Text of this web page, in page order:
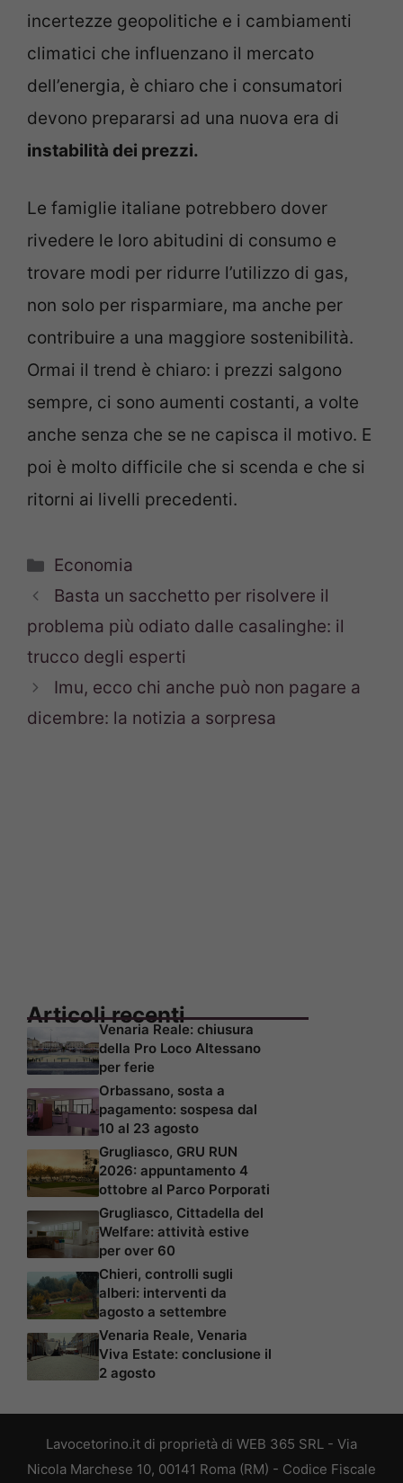
incertezze geopolitiche e i cambiamenti
climatici che influenzano il mercato
dell’energia, è chiaro che i consumatori
devono prepararsi ad una nuova era di
instabilità dei prezzi.
Le famiglie italiane potrebbero dover
rivedere le loro abitudini di consumo e
trovare modi per ridurre l’utilizzo di gas,
non solo per risparmiare, ma anche per
contribuire a una maggiore sostenibilità.
Ormai il trend è chiaro: i prezzi salgono
sempre, ci sono aumenti costanti, a volte
anche senza che se ne capisca il motivo. E
poi è molto difficile che si scenda e che si
ritorni ai livelli precedenti.
Categorie
Economia
Basta un sacchetto per risolvere il
problema più odiato dalle casalinghe: il
trucco degli esperti
Imu, ecco chi anche può non pagare a
dicembre: la notizia a sorpresa
Articoli recenti
Venaria Reale: chiusura
della Pro Loco Altessano
per ferie
Orbassano, sosta a
pagamento: sospesa dal
10 al 23 agosto
Grugliasco, GRU RUN
2026: appuntamento 4
ottobre al Parco Porporati
Grugliasco, Cittadella del
Welfare: attività estive
per over 60
Chieri, controlli sugli
alberi: interventi da
agosto a settembre
Venaria Reale, Venaria
Viva Estate: conclusione il
2 agosto
Lavocetorino.it di proprietà di WEB 365 SRL - Via
Nicola Marchese 10, 00141 Roma (RM) - Codice Fiscale